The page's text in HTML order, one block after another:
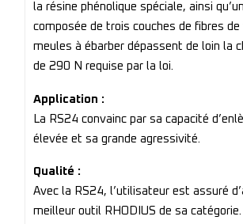
la résine phénolique spéciale, ainsi
composée de trois couches de fibres de
meules à ébarber dépassent de loin la
de 290 N requise par la loi.
Application :
La RS24 convainc par sa capacité
élevée et sa grande agressivité.
Qualité :
Avec la RS24, l’utilisateur est assuré
meilleur outil RHODIUS de sa